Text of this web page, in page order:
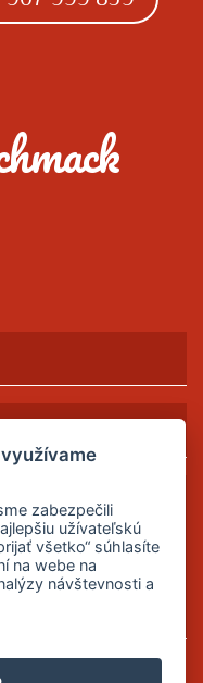
Senden
zabezpečili
užívateľskú
všetko“ súhlasíte
na webe na
návštevnosti a